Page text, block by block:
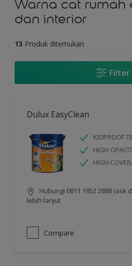
Warna cat rumah
dan interior
13 Produk ditemukan
Filter
Dulux EasyClean
KIDPROOF
HIGH
HIGH
Hubungi 0811 1952 2888 (ask
lebih lanjut
Compare